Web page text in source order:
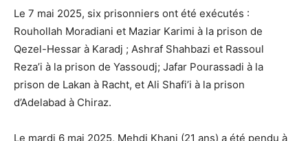
Le 7 mai 2025, six prisonniers ont été exécutés :
Rouhollah Moradiani et Maziar Karimi à la prison de
Qezel-Hessar à Karadj ; Ashraf Shahbazi et Rassoul
Reza’i à la prison de Yassoudj; Jafar Pourassadi à la
prison de Lakan à Racht, et Ali Shafi’i à la prison
d’Adelabad à Chiraz.
Le mardi 6 mai 2025, Mehdi Khani (21 ans) a été pendu à